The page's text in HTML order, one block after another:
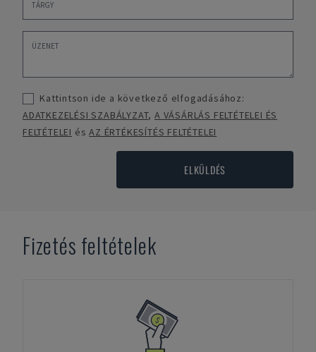
Kattintson ide a következő elfogadásához:
ADATKEZELÉSI SZABÁLYZAT,A VÁSÁRLÁS FELTÉTELEI ÉS
FELTÉTELEI ésAZ ÉRTÉKESÍTÉS FELTÉTELEI
ELKÜLDÉS
Fizetés feltételek